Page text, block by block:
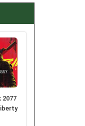
2077